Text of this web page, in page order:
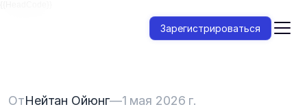
Зарегистрироваться
ОтНейтан Ойюнг—1 мая 2026 г.